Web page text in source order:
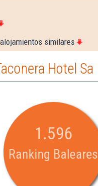
similares
Hotel Sa
1.596
Ranking Baleares